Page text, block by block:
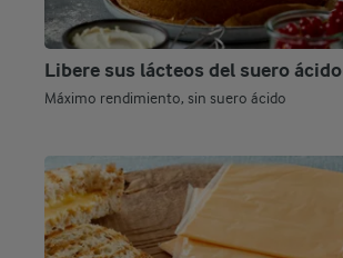
Libere sus lácteos del suero ácido
Máximo rendimiento, sin suero ácido